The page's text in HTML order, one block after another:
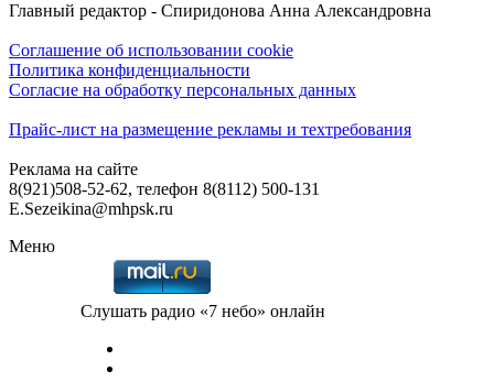
Главный редактор - Спиридонова Анна Александровна
Соглашение об использовании cookie
Политика конфиденциальности
Согласие на обработку персональных данных
Прайс-лист на размещение рекламы и техтребования
Реклама на сайте
8(921)508-52-62, телефон 8(8112) 500-131
E.Sezeikina@mhpsk.ru
Меню
Слушать радио «7 небо» онлайн